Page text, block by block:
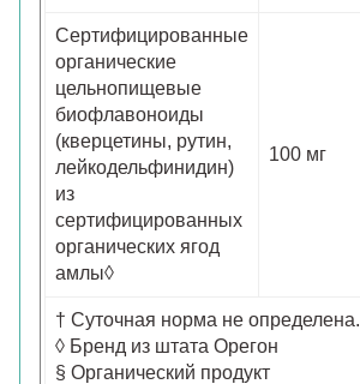
Сертифицированные
органические
цельнопищевые
биофлавоноиды
(кверцетины, рутин,
лейкодельфинидин)
из
сертифицированных
органических ягод
амлы◊
100 мг
† Суточная норма не определена.
◊ Бренд из штата Орегон
§ Органический продукт